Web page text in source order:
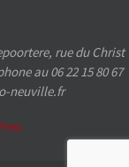
rue du Christ
au 06 22 15 80 67
neuville.fr